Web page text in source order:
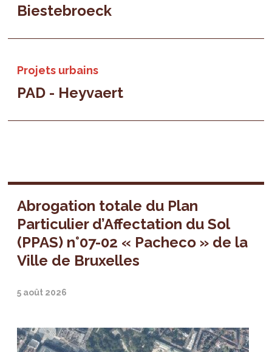
Biestebroeck
Projets urbains
PAD - Heyvaert
Abrogation totale du Plan
Particulier d’Affectation du Sol
(PPAS) n°07-02 « Pacheco » de la
Ville de Bruxelles
5 août 2026